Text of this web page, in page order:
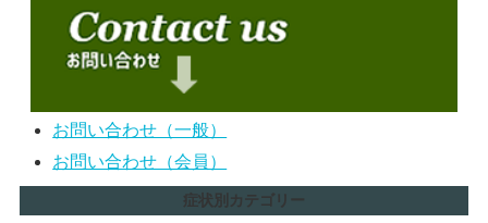
お問い合わせ（一般）
お問い合わせ（会員）
症状別カテゴリー